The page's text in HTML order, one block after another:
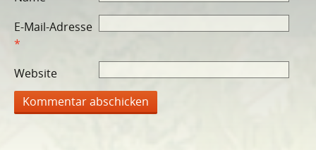
E-Mail-Adresse
*
Website